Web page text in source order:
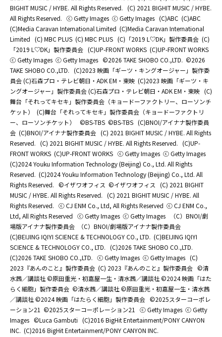
BIGHIT MUSIC / HYBE. All Rights Reserved. (C) 2021 BIGHIT MUSIC / HYBE.
All Rights Reserved. ⓒ Getty Images ⓒ Getty Images (C)ABC (C)ABC
(C)Media Caravan International Limited (C)Media Caravan International
Limited (C) MBC PLUS (C) MBC PLUS (C)「2019 L♡DK」製作委員会 (C)
「2019 L♡DK」製作委員会 (C)UP-FRONT WORKS (C)UP-FRONT WORKS
ⓒ Getty Images ⓒ Getty Images ©2026 TAKE SHOBO CO.,LTD. ©2026
TAKE SHOBO CO.,LTD. (C)2023 映画「ギーツ・キングオージャー」製作委
員会 (C)石森プロ・テレビ朝日・ADK EM・東映 (C)2023 映画「ギーツ・キ
ングオージャー」製作委員会 (C)石森プロ・テレビ朝日・ADK EM・東映 (C)
舞台「それってキセキ」製作委員会（キョードーファクトリー、ローソンチ
ケット）
(C)舞台「それってキセキ」製作委員会（キョードーファクトリ
ー、ローソンチケット）
©BS-TBS ©BS-TBS (C)BNOI/アイナナ製作委員
会 (C)BNOI/アイナナ製作委員会 (C) 2021 BIGHIT MUSIC / HYBE. All Rights
Reserved. (C) 2021 BIGHIT MUSIC / HYBE. All Rights Reserved. (C)UP-
FRONT WORKS (C)UP-FRONT WORKS ⓒ Getty Images ⓒ Getty Images
(C)2024 Youku Information Technology (Beijing) Co., Ltd. All Rights
Reserved. (C)2024 Youku Information Technology (Beijing) Co., Ltd. All
Rights Reserved. ©イザワオフィス ©イザワオフィス
(C) 2021 BIGHIT
MUSIC / HYBE. All Rights Reserved. (C) 2021 BIGHIT MUSIC / HYBE. All
Rights Reserved. ⓒ CJ ENM Co., Ltd, All Rights Reserved ⓒ CJ ENM Co.,
Ltd, All Rights Reserved ⓒ Getty Images ⓒ Getty Images
（C）BNOI/劇
場版アイナナ製作委員会
（C）BNOI/劇場版アイナナ製作委員会
(C)BEIJING IQIYI SCIENCE & TECHNOLOGY CO., LTD. (C)BEIJING IQIYI
SCIENCE & TECHNOLOGY CO., LTD. (C)2026 TAKE SHOBO CO.,LTD.
(C)2026 TAKE SHOBO CO.,LTD. ⓒ Getty Images ⓒ Getty Images (C)
2023『あんのこと』製作委員会 (C) 2023『あんのこと』製作委員会 ©清
水茜／講談社 ©原田重光・初嘉屋一生・清水茜／講談社 ©2024 映画「はた
らく細胞」製作委員会 ©清水茜／講談社 ©原田重光・初嘉屋一生・清水茜
／講談社 ©2024 映画「はたらく細胞」製作委員会 ©2025スターコーポレ
ーション21 ©2025スターコーポレーション21 ⓒ Getty Images ⓒ Getty
Images ©Luca Gambuti (C)2016 BigHit Entertainment/PONY CANYON
INC. (C)2016 BigHit Entertainment/PONY CANYON INC.